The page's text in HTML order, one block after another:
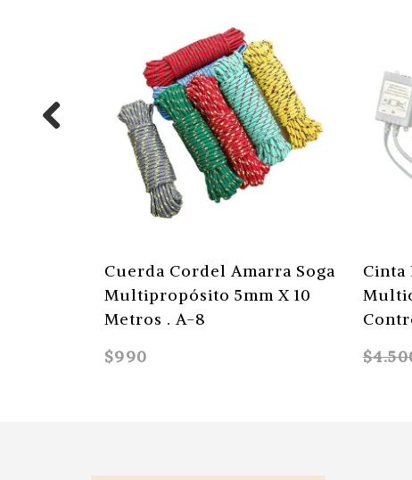
Cuerda Cordel Amarra Soga
Multipropósito 5mm X 10
Metros . A-8
$990
Cinta